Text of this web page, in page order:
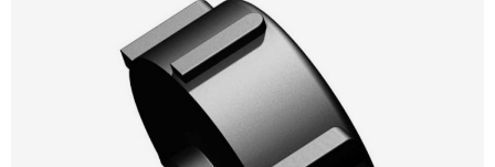
handla:
Företag